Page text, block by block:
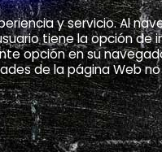
y servicio. Al
tiene la opción de
opción en su
de la página Web